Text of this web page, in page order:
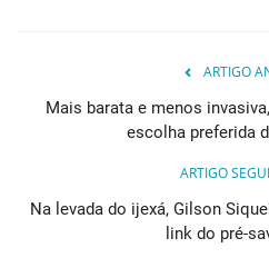
ARTIGO
Mais barata e menos
escolha preferida
ARTIGO
Na levada do ijexá, Gilson
link do pré-